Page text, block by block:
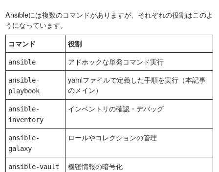
Ansibleには複数のコマンドがありますが、それぞれの役割はこのよ
うになっています。
コマンド 役割
ansible アドホックな単発コマンド実行
ansible-
playbook
yamlファイルで定義した手順を実行（本記事
のメイン）
ansible-
inventory
インベントリの確認・デバッグ
ansible-
galaxy
ロールやコレクションの管理
ansible-vault 機密情報の暗号化